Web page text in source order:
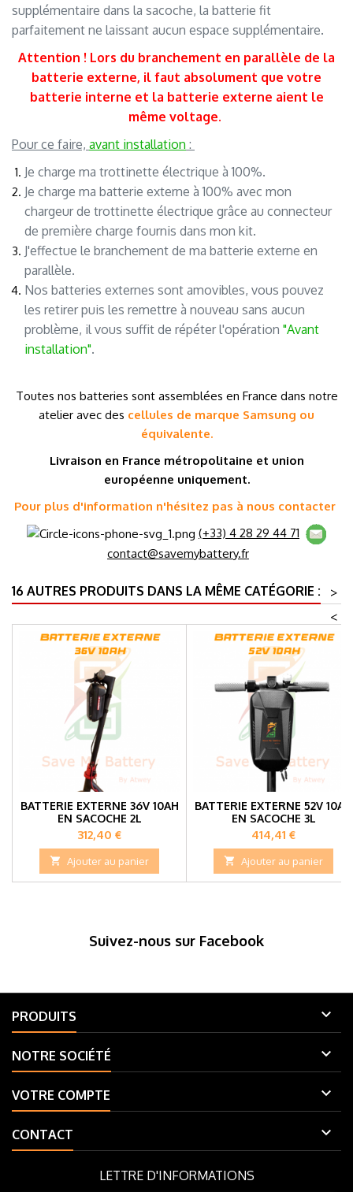
supplémentaire dans la sacoche, la batterie fit
parfaitement ne laissant aucun espace supplémentaire.
Attention ! Lors du branchement en parallèle de la
batterie externe, il faut absolument que votre
batterie interne et la batterie externe aient le
même voltage.
Pour ce faire, avant installation :
Je charge ma trottinette électrique à 100%.
Je charge ma batterie externe à 100% avec mon
chargeur de trottinette électrique grâce au connecteur
de première charge fournis dans mon kit.
J'effectue le branchement de ma batterie externe en
parallèle.
Nos batteries externes sont amovibles, vous pouvez
les retirer puis les remettre à nouveau sans aucun
problème, il vous suffit de répéter l'opération "Avant
installation".
Toutes nos batteries sont assemblées en France dans notre
atelier avec des cellules de marque Samsung ou
équivalente.
Livraison en France métropolitaine et union
européenne uniquement.
Pour plus d'information n'hésitez pas à nous contacter
(+33) 4 28 29 44 71
contact@savemybattery.fr
16 AUTRES PRODUITS DANS LA MÊME CATÉGORIE :
>
<
BATTERIE EXTERNE 36V 10AH
EN SACOCHE 2L
Prix
312,40 €
 Ajouter au panier
BATTERIE EXTERNE 52V 10AH
EN SACOCHE 3L
Prix
414,41 €
 Ajouter au panier
Suivez-nous sur Facebook
PRODUITS 
NOTRE SOCIÉTÉ 
VOTRE COMPTE 
CONTACT 
LETTRE D'INFORMATIONS